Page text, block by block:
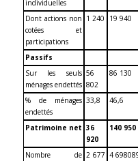
individuelles
Dont actions non
cotées et
participations
1 240 19 940
Passifs
Sur les seuls
ménages endettés
56
802
86 130
% de ménages
endettés
33,8 46,6
Patrimoine net 36
920
140 950
Nombre de 2 677 4